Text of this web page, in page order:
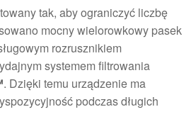
tak, aby ograniczyć liczbę
mocny wielorowkowy pasek
rozrusznikiem
systemem filtrowania
. Dzięki temu urządzenie ma
podczas długich